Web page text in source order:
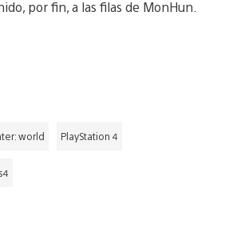
por fin, a las filas de MonHun.
world PlayStation 4